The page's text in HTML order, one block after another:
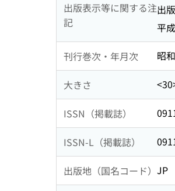
出版表示等に関する注
記
出
平
刊行巻次・年月次 昭
大きさ
ISSN（掲載誌）
ISSN-L（掲載誌）
出版地（国名コード） JP